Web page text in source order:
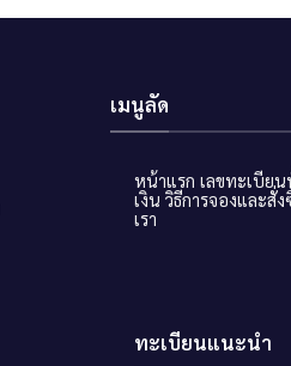
เมนูลัด
หน้าแรก เลขทะเบีย
เงิน วิธีการจองและสั่
เรา
ทะเบียนแนะนำ